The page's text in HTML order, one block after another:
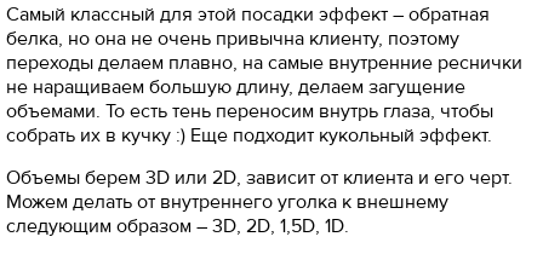
Самый классный для этой посадки эффект – обратная
белка, но она не очень привычна клиенту, поэтому
переходы делаем плавно, на самые внутренние реснички
не наращиваем большую длину, делаем загущение
объемами. То есть тень переносим внутрь глаза, чтобы
собрать их в кучку :) Еще подходит кукольный эффект.
Объемы берем 3D или 2D, зависит от клиента и его черт.
Можем делать от внутреннего уголка к внешнему
следующим образом – 3D, 2D, 1,5D, 1D.